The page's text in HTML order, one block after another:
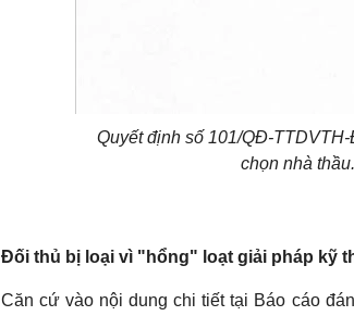
Quyết định số 101/QĐ-
chọn nhà
Đối thủ bị loại vì "hổng" loạt giải pháp kỹ
Căn cứ vào nội dung chi tiết tại Báo cáo